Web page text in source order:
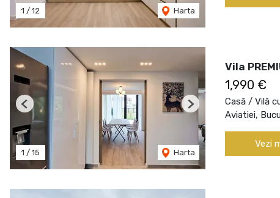
1 / 12 Harta
1 / 15 Harta
Previous Next
Vila
1,990 €
Casă / Vilă
Aviatiei,
Vezi